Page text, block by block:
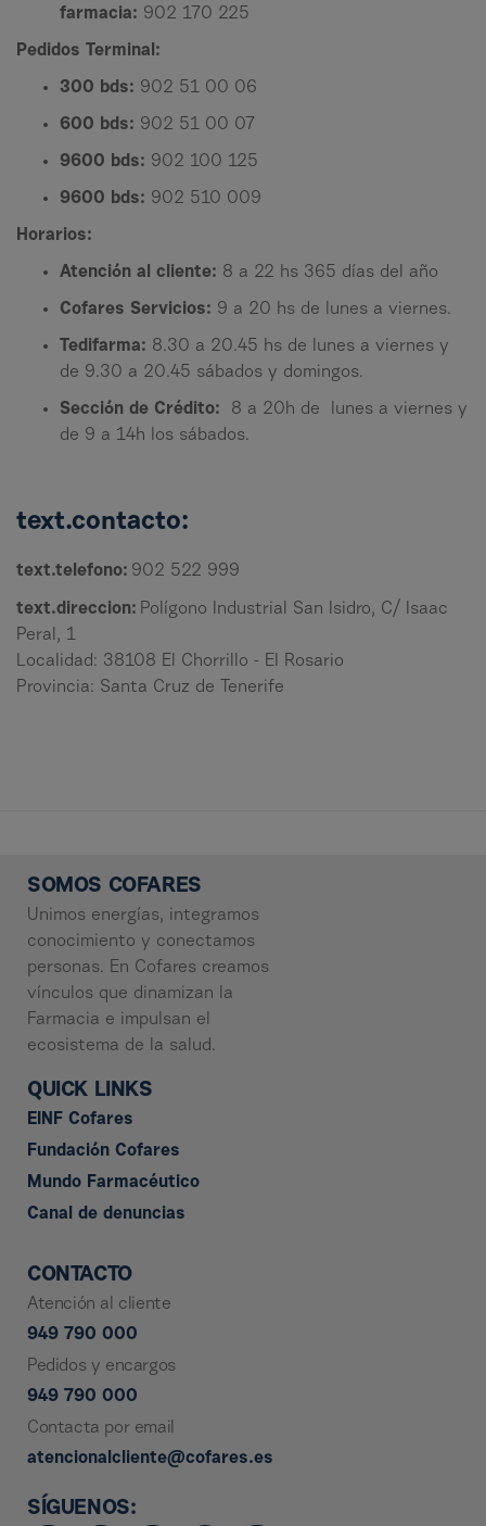
farmacia: 902 170 225
Pedidos Terminal:
300 bds: 902 51 00 06
600 bds: 902 51 00 07
9600 bds: 902 100 125
9600 bds: 902 510 009
Horarios:
Atención al cliente: 8 a 22 hs 365 días del año
Cofares Servicios: 9 a 20 hs de lunes a viernes.
Tedifarma: 8.30 a 20.45 hs de lunes a viernes y
de 9.30 a 20.45 sábados y domingos.
Sección de Crédito: 8 a 20h de lunes a viernes y
de 9 a 14h los sábados.
text.contacto:
text.telefono: 902 522 999
text.direccion: Polígono Industrial San Isidro, C/ Isaac
Peral, 1
Localidad: 38108 El Chorrillo - El Rosario
Provincia: Santa Cruz de Tenerife
SOMOS COFARES
Unimos energías, integramos
conocimiento y conectamos
personas. En Cofares creamos
vínculos que dinamizan la
Farmacia e impulsan el
ecosistema de la salud.
QUICK LINKS
EINF Cofares
Fundación Cofares
Mundo Farmacéutico
Canal de denuncias
CONTACTO
Atención al cliente
949 790 000
Pedidos y encargos
949 790 000
Contacta por email
atencionalcliente@cofares.es
SÍGUENOS: